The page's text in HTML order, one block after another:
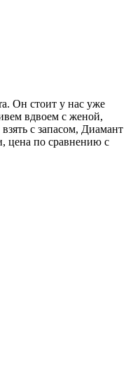
Он стоит у нас уже
вдвоем с женой,
с запасом, Диамант
цена по сравнению с